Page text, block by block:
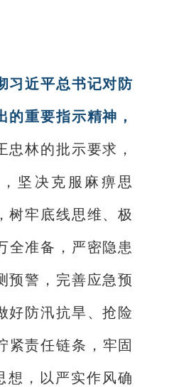
习近平总书记对防
的重要指示精神，
忠林的批示要求，
坚决克服麻痹思
树牢底线思维、极
全准备，严密隐患
预警，完善应急预
好防汛抗旱、抢险
紧责任链条， 牢固
想，以严实作风确